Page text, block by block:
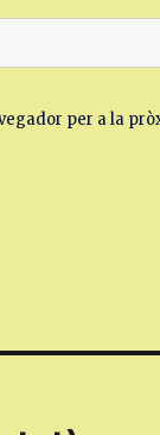
per a la